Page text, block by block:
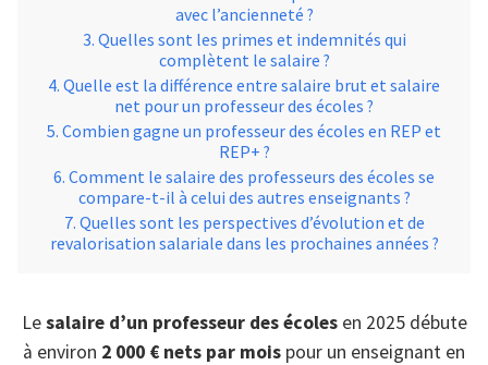
avec l’ancienneté ?
Quelles sont les primes et indemnités qui
complètent le salaire ?
Quelle est la différence entre salaire brut et salaire
net pour un professeur des écoles ?
Combien gagne un professeur des écoles en REP et
REP+ ?
Comment le salaire des professeurs des écoles se
compare-t-il à celui des autres enseignants ?
Quelles sont les perspectives d’évolution et de
revalorisation salariale dans les prochaines années ?
Lesalaire d’un professeur des écolesen 2025 débute
à environ 2 000 € nets par mois pour un enseignant en